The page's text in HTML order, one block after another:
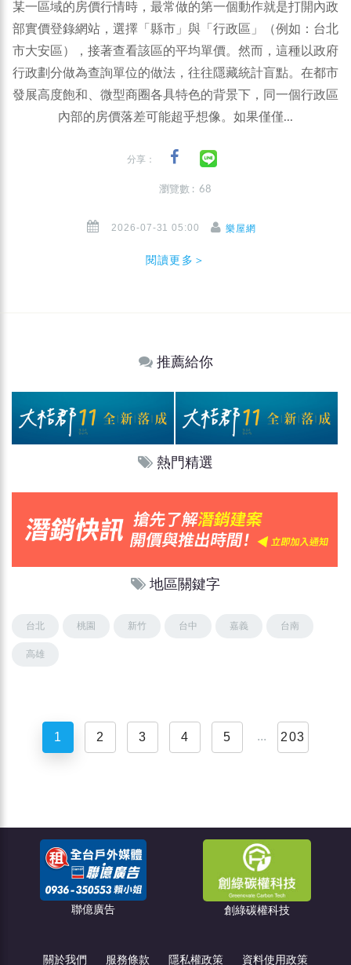
某一區域的房價行情時，最常做的第一個動作就是打開內政
部實價登錄網站，選擇「縣市」與「行政區」（例如：台北
市大安區），接著查看該區的平均單價。然而，這種以政府
行政劃分做為查詢單位的做法，往往隱藏統計盲點。在都市
發展高度飽和、微型商圈各具特色的背景下，同一個行政區
內部的房價落差可能超乎想像。如果僅僅...
分享：
瀏覽數 : 68
2026-07-31 05:00 樂屋網
閱讀更多＞
推薦給你
熱門精選
地區關鍵字
台北 桃園 新竹 台中 嘉義 台南
高雄
1 2 3 4 5 ... 203
創綠碳權科技 點燈關懷教育協會
關於我們 服務條款 隱私權政策 資料使用政策